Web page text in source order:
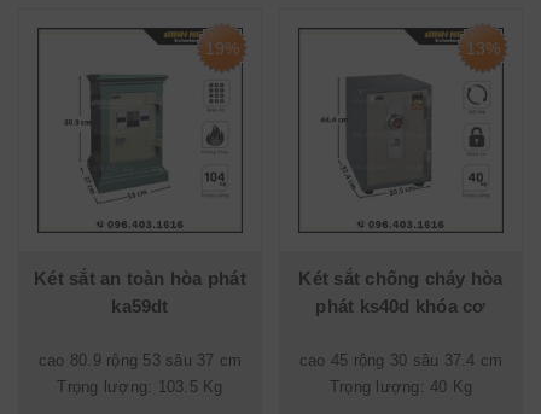
19%
Két sắt an toàn hòa phát
ka59dt
cao 80.9 rộng 53 sâu 37 cm
Trọng lượng: 103.5 Kg
13%
Két sắt chống cháy hòa
phát ks40d khóa cơ
cao 45 rộng 30 sâu 37.4 cm
Trọng lượng: 40 Kg